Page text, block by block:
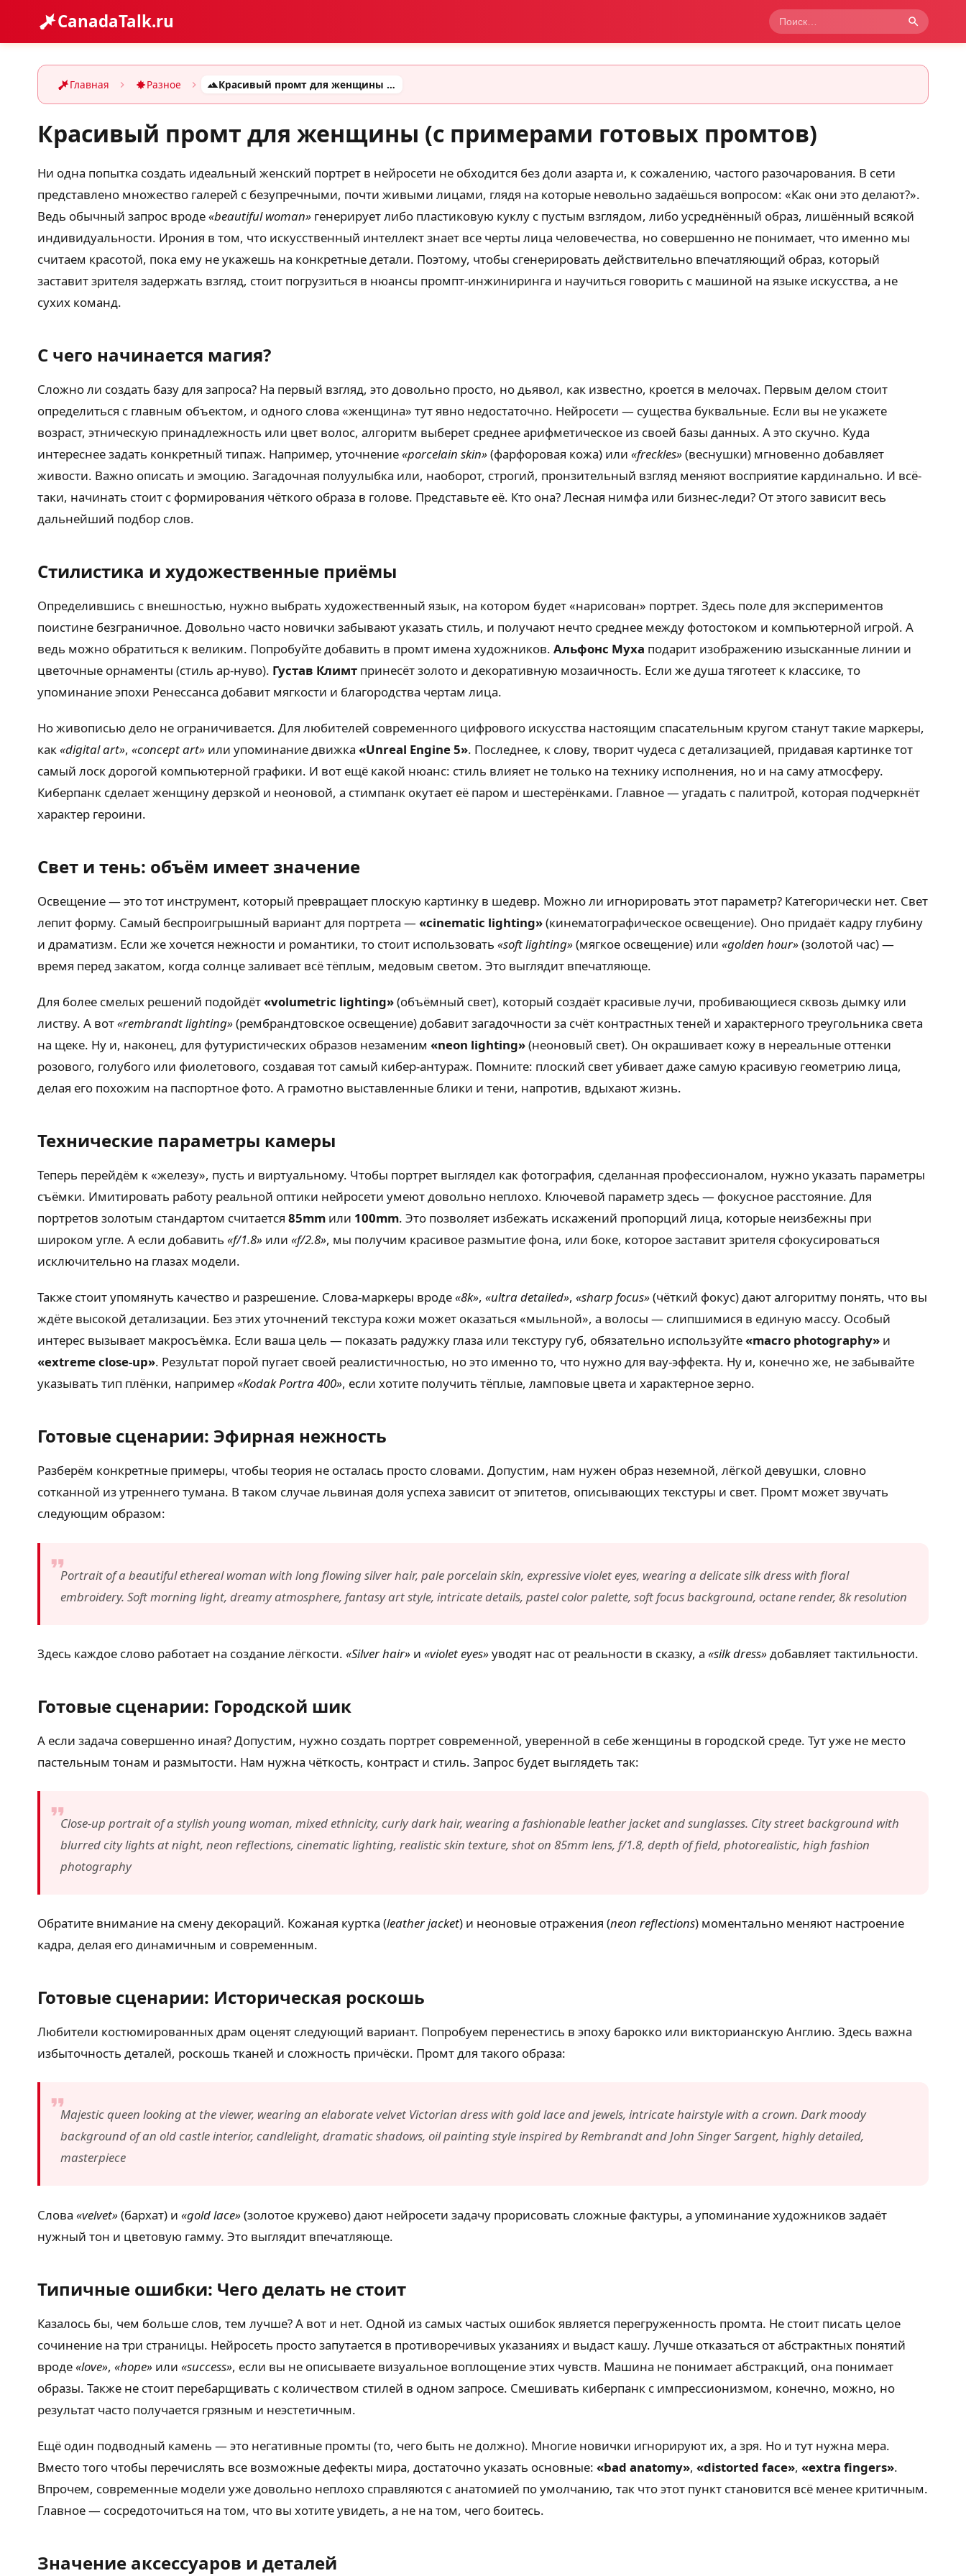
CanadaTalk.ru
Главная Разное Красивый промт для женщины (с примерами готовых промтов)
Красивый промт для женщины (с примерами готовых промтов)
Ни одна попытка создать идеальный женский портрет в нейросети не обходится без доли азарта и, к сожалению, частого разочарования. В сети
представлено множество галерей с безупречными, почти живыми лицами, глядя на которые невольно задаёшься вопросом: «Как они это делают?».
Ведь обычный запрос вроде«beautiful woman» генерирует либо пластиковую куклу с пустым взглядом, либо усреднённый образ, лишённый всякой
индивидуальности. Ирония в том, что искусственный интеллект знает все черты лица человечества, но совершенно не понимает, что именно мы
считаем красотой, пока ему не укажешь на конкретные детали. Поэтому, чтобы сгенерировать действительно впечатляющий образ, который
заставит зрителя задержать взгляд, стоит погрузиться в нюансы промпт-инжиниринга и научиться говорить с машиной на языке искусства, а не
сухих команд.
С чего начинается магия?
Сложно ли создать базу для запроса? На первый взгляд, это довольно просто, но дьявол, как известно, кроется в мелочах. Первым делом стоит
определиться с главным объектом, и одного слова «женщина» тут явно недостаточно. Нейросети — существа буквальные. Если вы не укажете
возраст, этническую принадлежность или цвет волос, алгоритм выберет среднее арифметическое из своей базы данных. А это скучно. Куда
интереснее задать конкретный типаж. Например, уточнение«porcelain skin»(фарфоровая кожа) или «freckles»(веснушки) мгновенно добавляет
живости. Важно описать и эмоцию. Загадочная полуулыбка или, наоборот, строгий, пронзительный взгляд меняют восприятие кардинально. И всё-
таки, начинать стоит с формирования чёткого образа в голове. Представьте её. Кто она? Лесная нимфа или бизнес-леди? От этого зависит весь
дальнейший подбор слов.
Стилистика и художественные приёмы
Определившись с внешностью, нужно выбрать художественный язык, на котором будет «нарисован» портрет. Здесь поле для экспериментов
поистине безграничное. Довольно часто новички забывают указать стиль, и получают нечто среднее между фотостоком и компьютерной игрой. А
ведь можно обратиться к великим. Попробуйте добавить в промт имена художников. Альфонс Муха подарит изображению изысканные линии и
цветочные орнаменты (стиль ар-нуво). Густав Климт принесёт золото и декоративную мозаичность. Если же душа тяготеет к классике, то
упоминание эпохи Ренессанса добавит мягкости и благородства чертам лица.
Но живописью дело не ограничивается. Для любителей современного цифрового искусства настоящим спасательным кругом станут такие маркеры,
как«digital art», «concept art» или упоминание движка «Unreal Engine 5». Последнее, к слову, творит чудеса с детализацией, придавая картинке тот
самый лоск дорогой компьютерной графики. И вот ещё какой нюанс: стиль влияет не только на технику исполнения, но и на саму атмосферу.
Киберпанк сделает женщину дерзкой и неоновой, а стимпанк окутает её паром и шестерёнками. Главное — угадать с палитрой, которая подчеркнёт
характер героини.
Свет и тень: объём имеет значение
Освещение — это тот инструмент, который превращает плоскую картинку в шедевр. Можно ли игнорировать этот параметр? Категорически нет. Свет
лепит форму. Самый беспроигрышный вариант для портрета —«cinematic lighting»(кинематографическое освещение). Оно придаёт кадру глубину
и драматизм. Если же хочется нежности и романтики, то стоит использовать «soft lighting»(мягкое освещение) или «golden hour»(золотой час) —
время перед закатом, когда солнце заливает всё тёплым, медовым светом. Это выглядит впечатляюще.
Для более смелых решений подойдёт«volumetric lighting»(объёмный свет), который создаёт красивые лучи, пробивающиеся сквозь дымку или
листву. А вот«rembrandt lighting»(рембрандтовское освещение) добавит загадочности за счёт контрастных теней и характерного треугольника света
на щеке. Ну и, наконец, для футуристических образов незаменим «neon lighting»(неоновый свет). Он окрашивает кожу в нереальные оттенки
розового, голубого или фиолетового, создавая тот самый кибер-антураж. Помните: плоский свет убивает даже самую красивую геометрию лица,
делая его похожим на паспортное фото. А грамотно выставленные блики и тени, напротив, вдыхают жизнь.
Технические параметры камеры
Теперь перейдём к «железу», пусть и виртуальному. Чтобы портрет выглядел как фотография, сделанная профессионалом, нужно указать параметры
съёмки. Имитировать работу реальной оптики нейросети умеют довольно неплохо. Ключевой параметр здесь — фокусное расстояние. Для
портретов золотым стандартом считается 85mm или 100mm. Это позволяет избежать искажений пропорций лица, которые неизбежны при
широком угле. А если добавить «f/1.8» или «f/2.8», мы получим красивое размытие фона, или боке, которое заставит зрителя сфокусироваться
исключительно на глазах модели.
Также стоит упомянуть качество и разрешение. Слова-маркеры вроде«8k», «ultra detailed», «sharp focus»(чёткий фокус) дают алгоритму понять, что вы
ждёте высокой детализации. Без этих уточнений текстура кожи может оказаться «мыльной», а волосы — слипшимися в единую массу. Особый
интерес вызывает макросъёмка. Если ваша цель — показать радужку глаза или текстуру губ, обязательно используйте«macro photography» и
«extreme close-up». Результат порой пугает своей реалистичностью, но это именно то, что нужно для вау-эффекта. Ну и, конечно же, не забывайте
указывать тип плёнки, например«Kodak Portra 400», если хотите получить тёплые, ламповые цвета и характерное зерно.
Готовые сценарии: Эфирная нежность
Разберём конкретные примеры, чтобы теория не осталась просто словами. Допустим, нам нужен образ неземной, лёгкой девушки, словно
сотканной из утреннего тумана. В таком случае львиная доля успеха зависит от эпитетов, описывающих текстуры и свет. Промт может звучать
следующим образом:
Portrait of a beautiful ethereal woman with long flowing silver hair, pale porcelain skin, expressive violet eyes, wearing a delicate silk dress with floral
embroidery. Soft morning light, dreamy atmosphere, fantasy art style, intricate details, pastel color palette, soft focus background, octane render, 8k resolution
Здесь каждое слово работает на создание лёгкости. «Silver hair» и «violet eyes»уводят нас от реальности в сказку, а «silk dress»добавляет тактильности.
Готовые сценарии: Городской шик
А если задача совершенно иная? Допустим, нужно создать портрет современной, уверенной в себе женщины в городской среде. Тут уже не место
пастельным тонам и размытости. Нам нужна чёткость, контраст и стиль. Запрос будет выглядеть так:
Close-up portrait of a stylish young woman, mixed ethnicity, curly dark hair, wearing a fashionable leather jacket and sunglasses. City street background with
blurred city lights at night, neon reflections, cinematic lighting, realistic skin texture, shot on 85mm lens, f/1.8, depth of field, photorealistic, high fashion
photography
Обратите внимание на смену декораций. Кожаная куртка (leather jacket) и неоновые отражения (neon reflections) моментально меняют настроение
кадра, делая его динамичным и современным.
Готовые сценарии: Историческая роскошь
Любители костюмированных драм оценят следующий вариант. Попробуем перенестись в эпоху барокко или викторианскую Англию. Здесь важна
избыточность деталей, роскошь тканей и сложность причёски. Промт для такого образа:
Majestic queen looking at the viewer, wearing an elaborate velvet Victorian dress with gold lace and jewels, intricate hairstyle with a crown. Dark moody
background of an old castle interior, candlelight, dramatic shadows, oil painting style inspired by Rembrandt and John Singer Sargent, highly detailed,
masterpiece
Слова «velvet»(бархат) и «gold lace»(золотое кружево) дают нейросети задачу прорисовать сложные фактуры, а упоминание художников задаёт
нужный тон и цветовую гамму. Это выглядит впечатляюще.
Типичные ошибки: Чего делать не стоит
Казалось бы, чем больше слов, тем лучше? А вот и нет. Одной из самых частых ошибок является перегруженность промта. Не стоит писать целое
сочинение на три страницы. Нейросеть просто запутается в противоречивых указаниях и выдаст кашу. Лучше отказаться от абстрактных понятий
вроде«love», «hope» или «success», если вы не описываете визуальное воплощение этих чувств. Машина не понимает абстракций, она понимает
образы. Также не стоит перебарщивать с количеством стилей в одном запросе. Смешивать киберпанк с импрессионизмом, конечно, можно, но
результат часто получается грязным и неэстетичным.
Ещё один подводный камень — это негативные промты (то, чего быть не должно). Многие новички игнорируют их, а зря. Но и тут нужна мера.
Вместо того чтобы перечислять все возможные дефекты мира, достаточно указать основные: «bad anatomy», «distorted face», «extra fingers».
Впрочем, современные модели уже довольно неплохо справляются с анатомией по умолчанию, так что этот пункт становится всё менее критичным.
Главное — сосредоточиться на том, что вы хотите увидеть, а не на том, чего боитесь.
Значение аксессуаров и деталей